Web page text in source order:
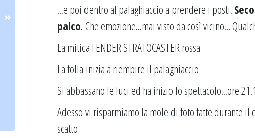
...e poi dentro al palaghiaccio a prendere i posti.
palco. Che emozione...mai visto da così vicino...
La mitica FENDER STRATOCASTER rossa
La folla inizia a riempire il palaghiaccio
Si abbassano le luci ed ha inizio lo spettacolo...ore
Adesso vi risparmiamo la mole di foto fatte durante il
scatto